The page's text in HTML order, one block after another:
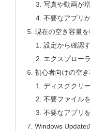
写真や動画が
不要なアプリ
現在の空き容量
設定から確認
エクスプロー
初心者向けの空
ディスククリ
不要ファイル
不要なアプリ
Windows Update